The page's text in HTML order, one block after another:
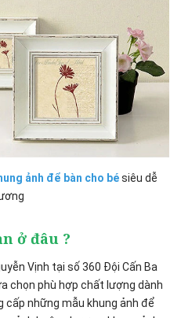
ảnh để bàn cho bésiêu dễ
ở đâu ?
Vịnh tại số 360 Đội Cấn Ba
chọn phù hợp chất lượng dành
cấp những mẫu khung ảnh để